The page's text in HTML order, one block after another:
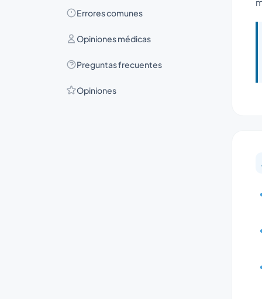
Errores comunes
Opiniones médicas
Preguntas frecuentes
Opiniones